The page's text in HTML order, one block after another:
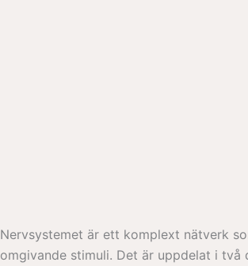
Nervsystemet är ett komplext nätverk
omgivande stimuli. Det är uppdelat i två